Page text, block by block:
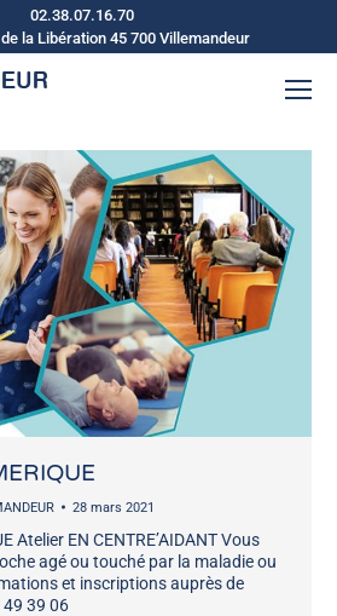
02.38.07.16.70
la Libération 45 700 Villemandeur
28 mars 2021
Atelier EN CENTRE’AIDANT Vous
agé ou touché par la maladie ou
et inscriptions auprès de
49 39 06